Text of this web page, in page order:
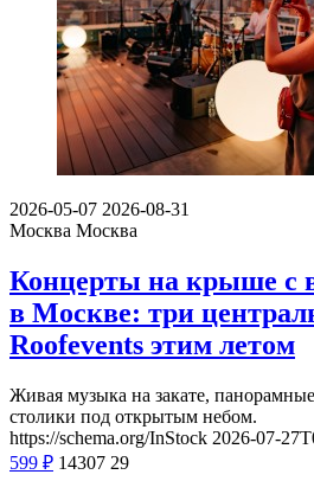
2026-05-07 2026-08-31
Москва Москва
Концерты на крыше с
в Москве: три
Roofevents этим летом
Живая музыка на закате,
столики под открытым небом.
https://schema.org/InStock 2026-07-
599 ₽ 14307 29